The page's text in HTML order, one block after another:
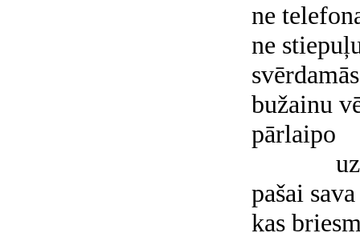
ne
ne
bužainu
pārlaipo
pašai
kas